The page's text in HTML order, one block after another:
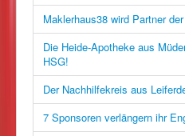
Maklerhaus38 wird Partner
Die Heide-Apotheke aus
HSG!
Der Nachhilfekreis aus
7 Sponsoren verlängern ihr